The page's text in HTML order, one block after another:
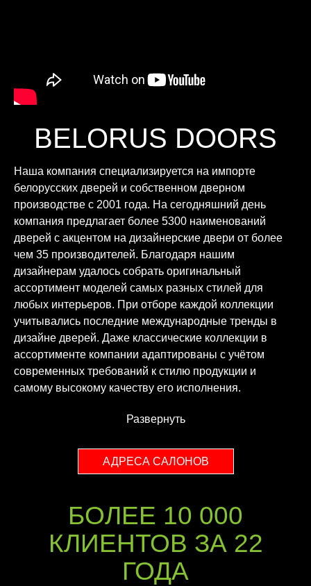
BELORUS DOORS
Наша компания специализируется на импорте
белорусских дверей и собственном дверном
производстве с 2001 года. На сегодняшний день
компания предлагает более 5300 наименований
дверей с акцентом на дизайнерские двери от более
чем 35 производителей. Благодаря нашим
дизайнерам удалось собрать оригинальный
ассортимент моделей самых разных стилей для
любых интерьеров. При отборе каждой коллекции
учитывались последние международные тренды в
дизайне дверей. Даже классические коллекции в
ассортименте компании адаптированы с учётом
современных требований к стилю продукции и
самому высокому качеству его исполнения.
Развернуть
АДРЕСА САЛОНОВ
БОЛЕЕ 10 000
КЛИЕНТОВ ЗА 22
ГОДА